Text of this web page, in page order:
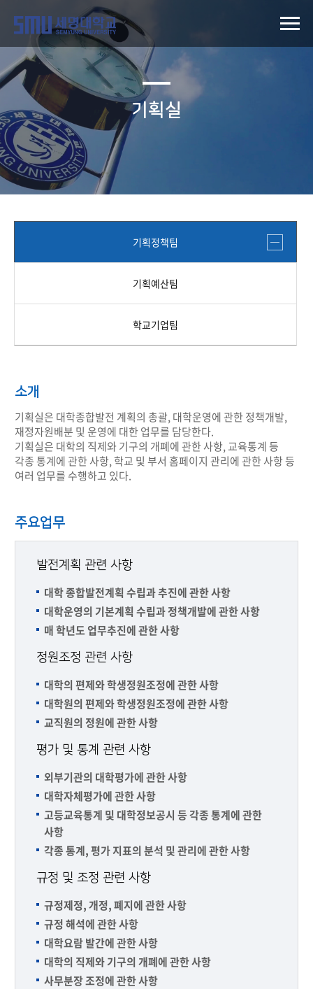
기획실
기획정책팀
기획예산팀
학교기업팀
소개
기획실은 대학종합발전 계획의 총괄, 대학운영에 관한 정책개발,
재정자원배분 및 운영에 대한 업무를 담당한다.
기획실은 대학의 직제와 기구의 개폐에 관한 사항, 교육통계 등
각종 통계에 관한 사항, 학교 및 부서 홈페이지 관리에 관한 사항 등
여러 업무를 수행하고 있다.
주요업무
발전계획 관련 사항
대학 종합발전계획 수립과 추진에 관한 사항
대학운영의 기본계획 수립과 정책개발에 관한 사항
매 학년도 업무추진에 관한 사항
정원조정 관련 사항
대학의 편제와 학생정원조정에 관한 사항
대학원의 편제와 학생정원조정에 관한 사항
교직원의 정원에 관한 사항
평가 및 통계 관련 사항
외부기관의 대학평가에 관한 사항
대학자체평가에 관한 사항
고등교육통계 및 대학정보공시 등 각종 통계에 관한
사항
각종 통계, 평가 지표의 분석 및 관리에 관한 사항
규정 및 조정 관련 사항
규정제정, 개정, 폐지에 관한 사항
규정 해석에 관한 사항
대학요람 발간에 관한 사항
대학의 직제와 기구의 개폐에 관한 사항
사무분장 조정에 관한 사항